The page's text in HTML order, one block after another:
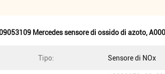
Mercedes sensore di ossido di azoto,
Tipo: Sensore di NOx